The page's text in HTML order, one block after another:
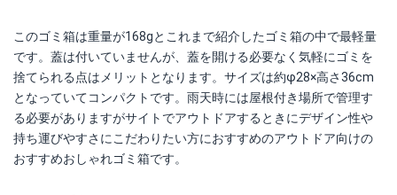
このゴミ箱は重量が168gとこれまで紹介したゴミ箱の中で最軽量
です。蓋は付いていませんが、蓋を開ける必要なく気軽にゴミを
捨てられる点はメリットとなります。サイズは約φ28×高さ36cm
となっていてコンパクトです。雨天時には屋根付き場所で管理す
る必要がありますがサイトでアウトドアするときにデザイン性や
持ち運びやすさにこだわりたい方におすすめのアウトドア向けの
おすすめおしゃれゴミ箱です。